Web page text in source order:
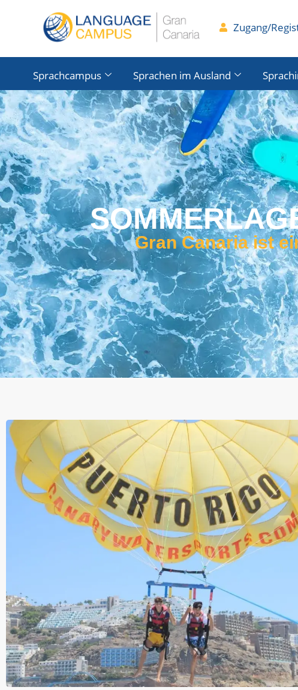
Zugang/
Sprachcampus Sprachen im Ausland
Gran Canaria ist